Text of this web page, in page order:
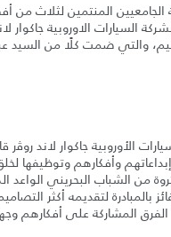
في حلبة البحرين الدولية من 6 فرق من الطلبة
السيارات الاوروبية جاكوار
والتي ضمت كلًا من
الأوروبية جاكوار لاند
وأفكارهم وتوظيفها
من الشباب البحريني الواعد
لتقديمه أكثر
المشاركة على أفكارهم